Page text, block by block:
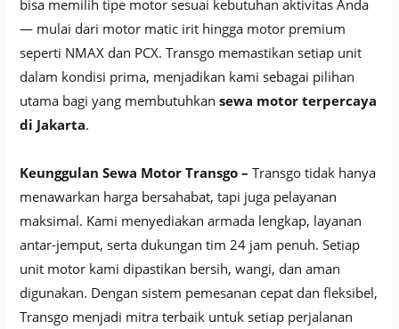
bisa memilih tipe motor sesuai kebutuhan aktivitas Anda
— mulai dari motor matic irit hingga motor premium
seperti NMAX dan PCX. Transgo memastikan setiap unit
dalam kondisi prima, menjadikan kami sebagai pilihan
utama bagi yang membutuhkansewa motor terpercaya
di Jakarta.
Keunggulan Sewa Motor Transgo – Transgo tidak hanya
menawarkan harga bersahabat, tapi juga pelayanan
maksimal. Kami menyediakan armada lengkap, layanan
antar-jemput, serta dukungan tim 24 jam penuh. Setiap
unit motor kami dipastikan bersih, wangi, dan aman
digunakan. Dengan sistem pemesanan cepat dan fleksibel,
Transgo menjadi mitra terbaik untuk setiap perjalanan